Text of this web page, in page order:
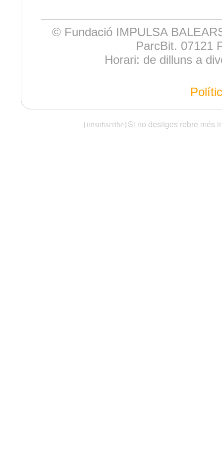
© Fundació IMPULSA
ParcBit. 07121
Horari: de dilluns a
{unsubscribe}Si no desitges rebre més